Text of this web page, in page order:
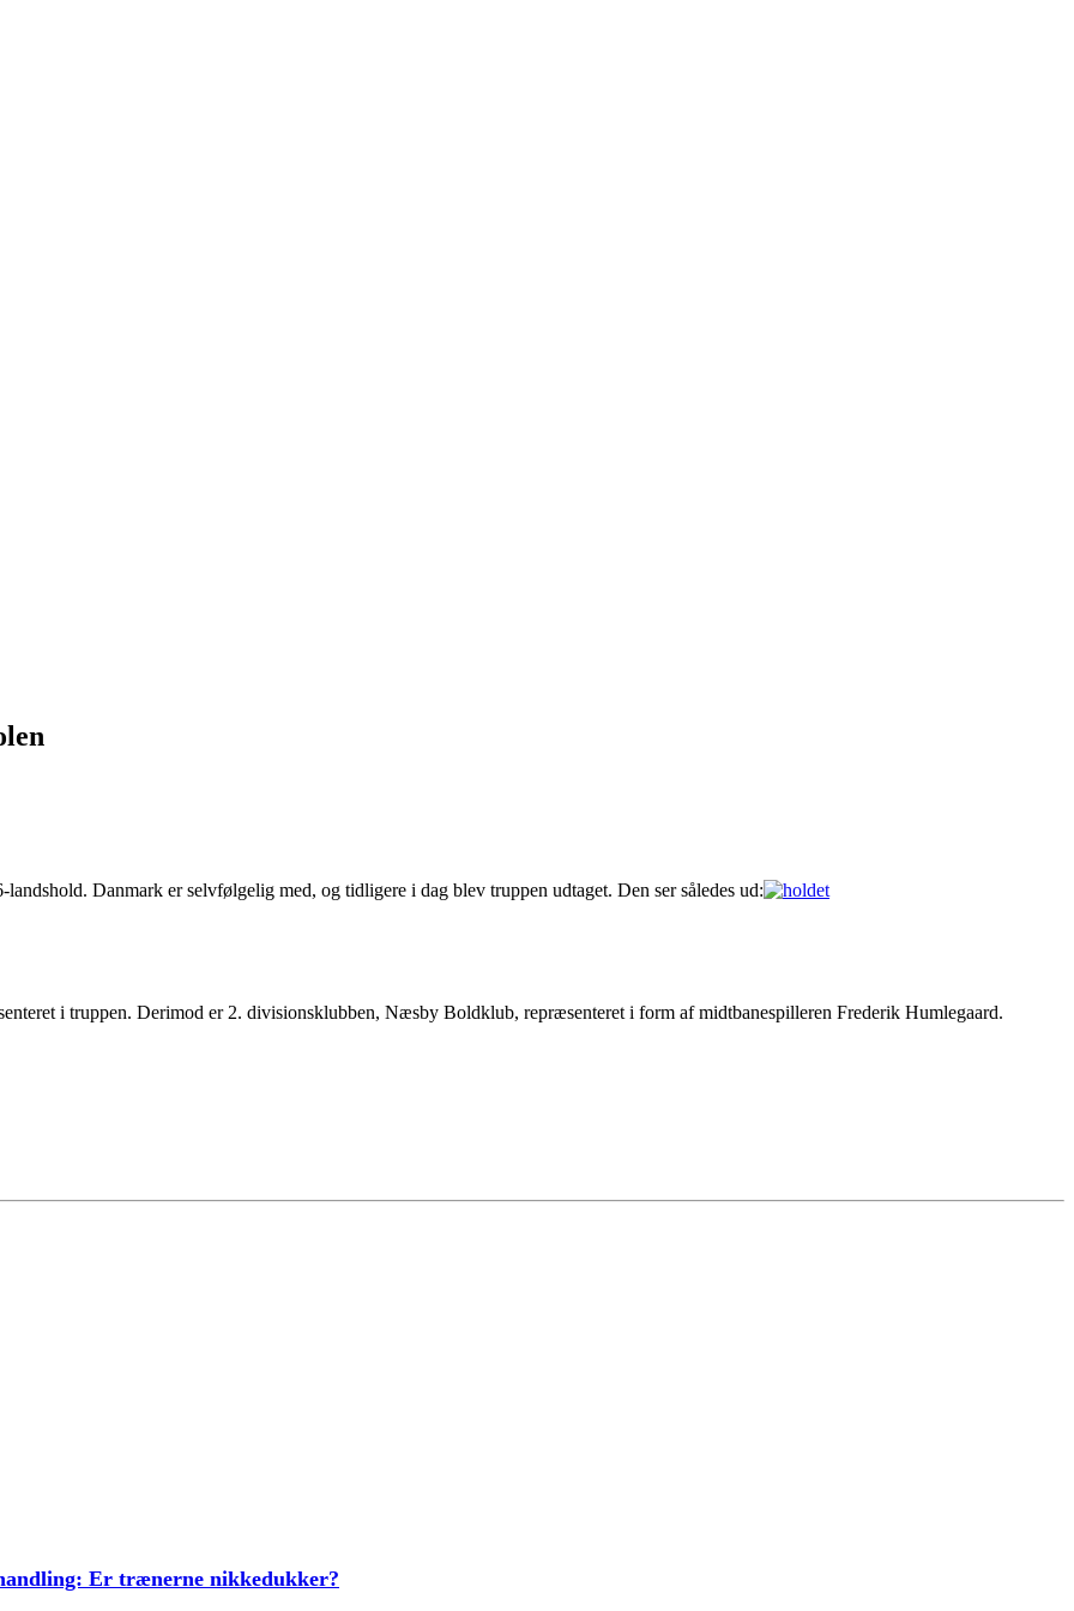
Danmark er selvfølgelig med, og tidligere i dag blev truppen udtaget. Den ser således ud:
i truppen. Derimod er 2. divisionsklubben, Næsby Boldklub, repræsenteret i form af midtbanespilleren Frederik Humlegaard.
Er trænerne nikkedukker?